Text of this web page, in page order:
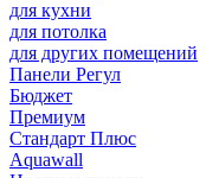
для кухни
для потолка
для других помещений
Панели Регул
Бюджет
Премиум
Стандарт Плюс
Aquawall